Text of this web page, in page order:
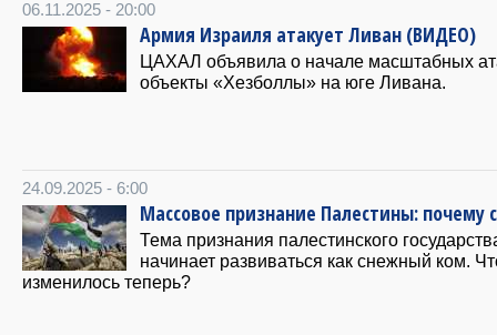
06.11.2025 - 20:00
Армия Израиля атакует Ливан (ВИДЕО)
ЦАХАЛ объявила о начале масштабных
объекты «Хезболлы» на юге Ливана.
24.09.2025 - 6:00
Массовое признание Палестины: почему
Тема признания палестинского
начинает развиваться как снежный ком.
изменилось теперь?